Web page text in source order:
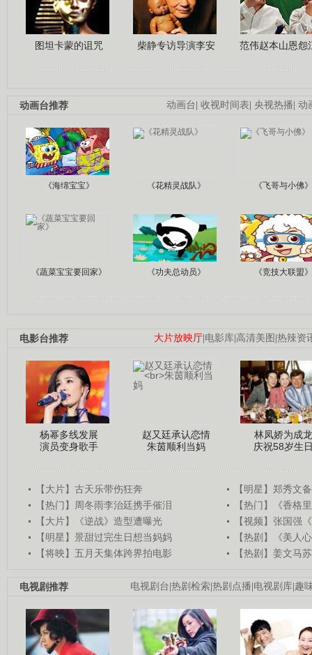
图坦卡蒙的诅咒 柴静专访导演李安 范伟赵本山恩怨
动画台| 收视时间表| 央视热播| 动
动画台推荐
《海绵宝宝》 《花精灵战队》 《飞哥与小佛》
《蔬菜宝宝要回家》 《功夫总动员》 《竞技大联盟》
大片放映厅|电影库|高清美图 |热辣资
电影台推荐
杨幂多线发展
演员变身歌手
赵又廷承认恋情
朱茵顺利当妈
林凤娇为成龙
庆祝58岁生
【大片】古天乐带伤狂奔
【明星】郑秀文
【热门】周冬雨李治廷携手催泪
【热门】《香格
【大片】《逆战》造型遭曝光
【视频】张国强
【明星】景甜过完生日想当妈妈
【热剧】《美人
【将映】五月天集体跨界拍电影
【热剧】姜文马
电视剧台|热剧检索|热剧点播|电视剧库|趣
电视剧推荐